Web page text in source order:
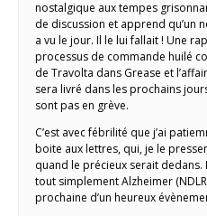
nostalgique aux tempes
de discussion et apprend qu’un
a vu le jour. Il le lui fallait ! Une
processus de commande huilé
de Travolta dans Grease et
sera livré dans les prochains
sont pas en grève.
C’est avec fébrilité que j’ai
boite aux lettres, qui, je le
quand le précieux serait dedans.
tout simplement Alzheimer
prochaine d’un heureux